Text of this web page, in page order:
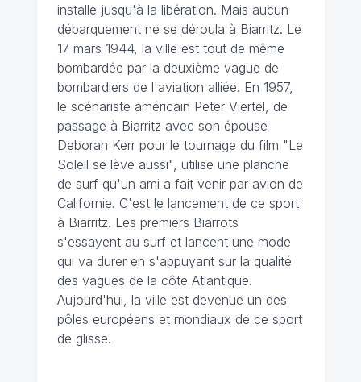
installe jusqu'à la libération. Mais aucun
débarquement ne se déroula à Biarritz. Le
17 mars 1944, la ville est tout de même
bombardée par la deuxième vague de
bombardiers de l'aviation alliée. En 1957,
le scénariste américain Peter Viertel, de
passage à Biarritz avec son épouse
Deborah Kerr pour le tournage du film "Le
Soleil se lève aussi", utilise une planche
de surf qu'un ami a fait venir par avion de
Californie. C'est le lancement de ce sport
à Biarritz. Les premiers Biarrots
s'essayent au surf et lancent une mode
qui va durer en s'appuyant sur la qualité
des vagues de la côte Atlantique.
Aujourd'hui, la ville est devenue un des
pôles européens et mondiaux de ce sport
de glisse.